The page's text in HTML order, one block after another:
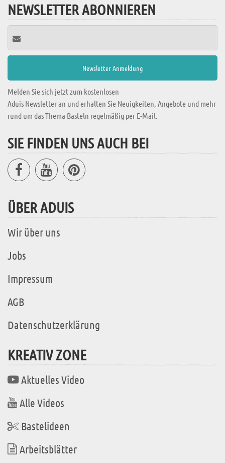
NEWSLETTER ABONNIEREN
Melden Sie sich jetzt zum kostenlosen
Aduis Newsletter an und erhalten Sie Neuigkeiten, Angebote und mehr
rund um das Thema Basteln regelmäßig per E-Mail.
SIE FINDEN UNS AUCH BEI
ÜBER ADUIS
Wir über uns
Jobs
Impressum
AGB
Datenschutzerklärung
KREATIV ZONE
Aktuelles Video
Alle Videos
Bastelideen
Arbeitsblätter